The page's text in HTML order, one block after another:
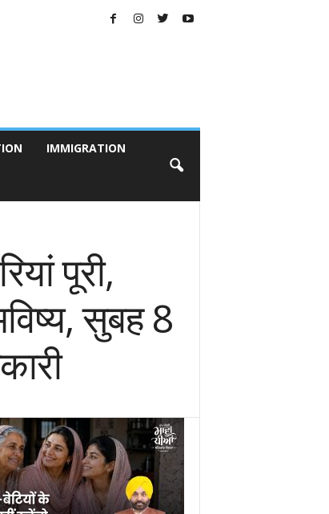
IMMIGRATION
पूरी,
सुबह 8